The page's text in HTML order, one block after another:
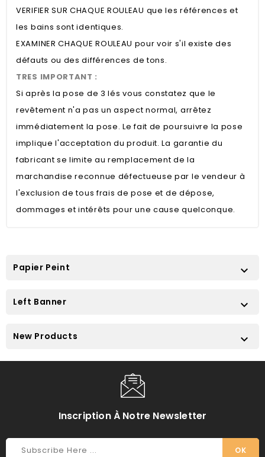
VERIFIER SUR CHAQUE ROULEAU que les références et
les bains sont identiques.
EXAMINER CHAQUE ROULEAU pour voir s'il existe des
défauts ou des différences de tons.
TRES IMPORTANT :
Si après la pose de 3 lés vous constatez que le
revêtement n'a pas un aspect normal, arrêtez
immédiatement la pose. Le fait de poursuivre la pose
implique l'acceptation du produit. La garantie du
fabricant se limite au remplacement de la
marchandise reconnue défectueuse par le vendeur à
l'exclusion de tous frais de pose et de dépose,
dommages et intérêts pour une cause quelconque.
Papier Peint 
Left Banner 
New Products 
Inscription À Notre Newsletter